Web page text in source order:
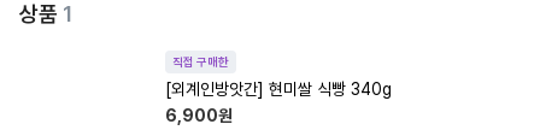
상품 1
직접 구매한
[외계인방앗간] 현미쌀 식빵 340g
6,900원